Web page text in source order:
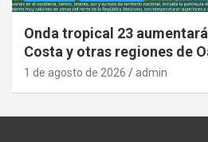
Onda tropical 23
Costa y otras regiones de
1 de agosto de 2026 admin